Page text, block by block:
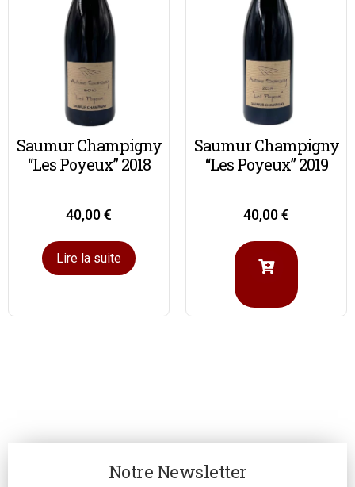
Saumur Champigny
“Les Poyeux” 2018
40,00€
Lire la suite
Saumur Champigny
“Les Poyeux” 2019
40,00€
Notre Newsletter